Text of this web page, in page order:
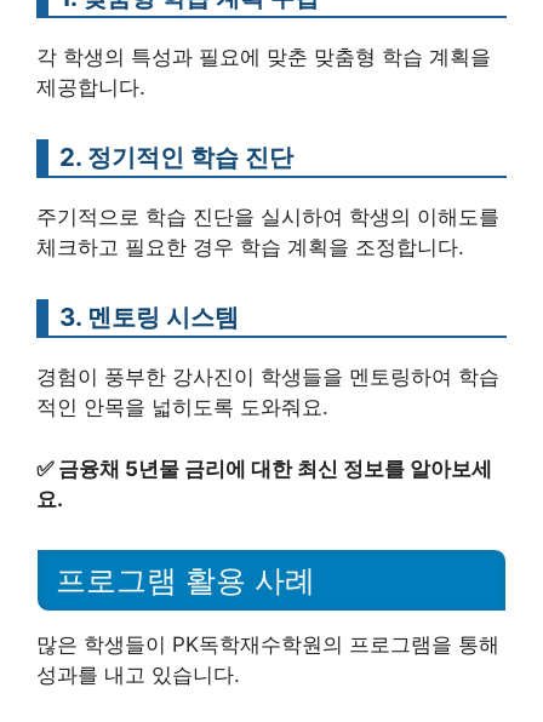
각 학생의 특성과 필요에 맞춘 맞춤형 학습 계획을
제공합니다.
2. 정기적인 학습 진단
주기적으로 학습 진단을 실시하여 학생의 이해도를
체크하고 필요한 경우 학습 계획을 조정합니다.
3. 멘토링 시스템
경험이 풍부한 강사진이 학생들을 멘토링하여 학습
적인 안목을 넓히도록 도와줘요.
✅ 금융채 5년물 금리에 대한 최신 정보를 알아보세
요.
프로그램 활용 사례
많은 학생들이 PK독학재수학원의 프로그램을 통해
성과를 내고 있습니다.